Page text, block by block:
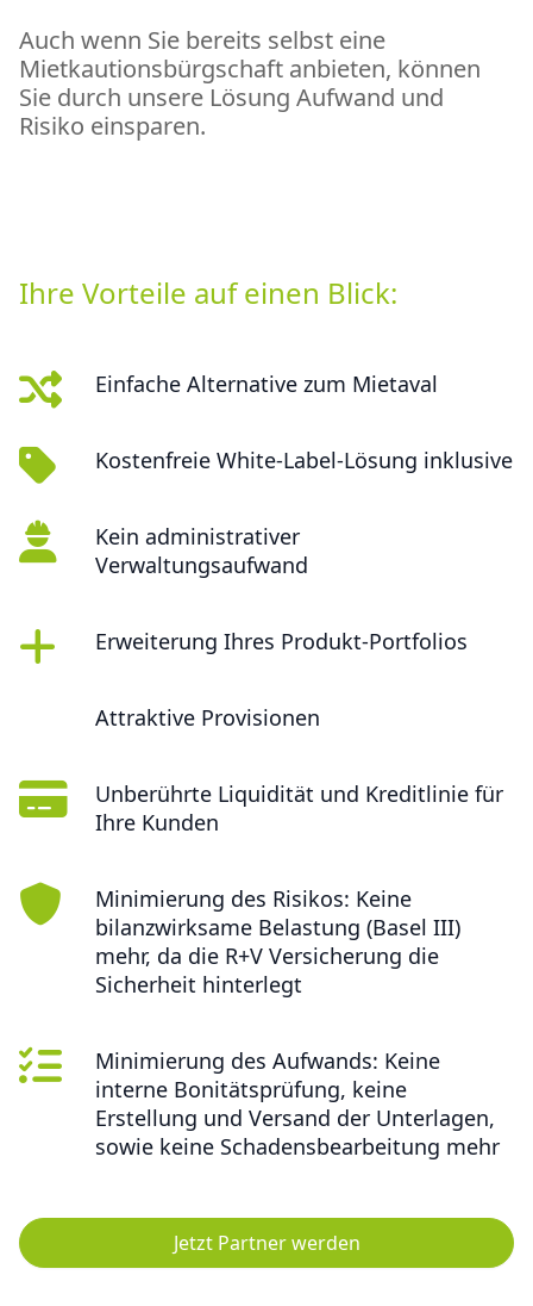
Auch wenn Sie bereits selbst eine
Mietkautionsbürgschaft anbieten, können
Sie durch unsere Lösung Aufwand und
Risiko einsparen.
Ihre Vorteile auf einen Blick:
Einfache Alternative zum Mietaval
Kostenfreie White-Label-Lösung inklusive
Kein administrativer
Verwaltungsaufwand
Erweiterung Ihres Produkt-Portfolios
Attraktive Provisionen
Unberührte Liquidität und Kreditlinie für
Ihre Kunden
Minimierung des Risikos: Keine
bilanzwirksame Belastung (Basel III)
mehr, da die R+V Versicherung die
Sicherheit hinterlegt
Minimierung des Aufwands: Keine
interne Bonitätsprüfung, keine
Erstellung und Versand der Unterlagen,
sowie keine Schadensbearbeitung mehr
Jetzt Partner werden